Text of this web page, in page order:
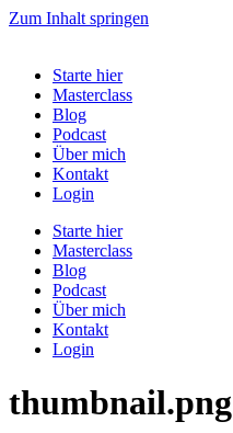
Zum Inhalt springen
Starte hier
Masterclass
Blog
Podcast
Über mich
Kontakt
Login
Starte hier
Masterclass
Blog
Podcast
Über mich
Kontakt
Login
thumbnail.png